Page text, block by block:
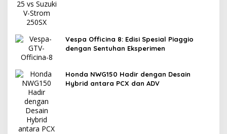
Vespa Officina 8: Edisi Spesial Piaggio
dengan Sentuhan Eksperimen
Honda NWG150 Hadir dengan Desain
Hybrid antara PCX dan ADV